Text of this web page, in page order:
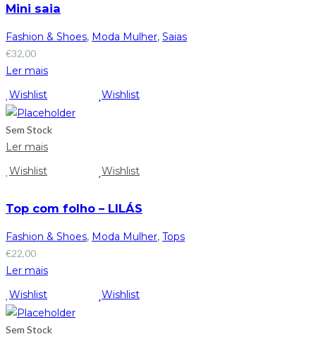
Mini saia
Fashion & Shoes, Moda Mulher, Saias
€32,00
Ler mais
Wishlist
Wishlist
Sem Stock
Ler mais
Wishlist
Wishlist
Top com folho – LILÁS
Fashion & Shoes, Moda Mulher, Tops
€22,00
Ler mais
Wishlist
Wishlist
Sem Stock